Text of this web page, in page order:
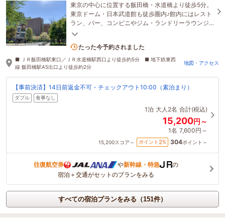
東京の中心に位置する飯田橋・水道橋より徒歩5分。
東京ドーム・日本武道館も徒歩圏内♪館内にはレスト
ラン、バー、コンビニやジム・ランドリーラウンジ
など多数の設備あり。
1名がこの宿を見ています
たった今予約されました
■ ＪＲ飯田橋駅東口／ＪＲ水道橋駅西口より徒歩約5分 ■ 地下鉄東西
線 飯田橋駅A5出口より徒歩約2分
地図・アクセス
【事前決済】14日前返金不可・チェックアウト10:00（素泊まり）
ダブル 食事なし
1泊 大人2名 合計(税込)
15,200円～
1名 7,600円～
15,200スコア～ ポイント 2% 304ポイント～
往復航空券 や新幹線・特急
の
宿泊＋交通がセットのプランをみる
すべての宿泊プランをみる（151件）